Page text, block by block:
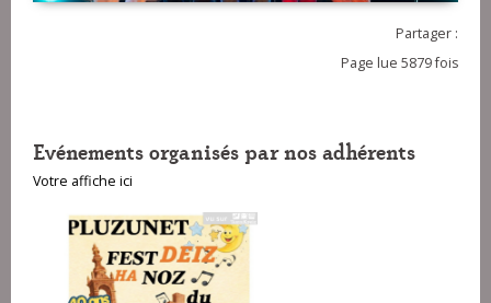
Partager :
Page lue 5879 fois
Evénements organisés par nos adhérents
Votre affiche ici